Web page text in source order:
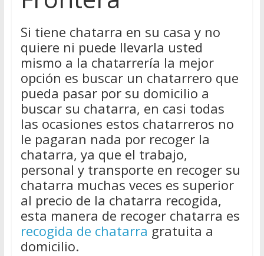
Si tiene chatarra en su casa y no
quiere ni puede llevarla usted
mismo a la chatarrería la mejor
opción es buscar un chatarrero que
pueda pasar por su domicilio a
buscar su chatarra, en casi todas
las ocasiones estos chatarreros no
le pagaran nada por recoger la
chatarra, ya que el trabajo,
personal y transporte en recoger su
chatarra muchas veces es superior
al precio de la chatarra recogida,
esta manera de recoger chatarra es
recogida de chatarra gratuita a
domicilio.